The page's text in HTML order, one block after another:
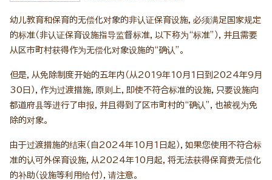
幼儿教育和保育的无偿化对象的非认证保育设施，必须满足国家规定
的标准（非认证保育设施指导监督标准，以下称为“标准”），并且需要
从区市町村获得作为无偿化对象设施的“确认”。
但是，从免除制度开始的五年内（从2019年10月1日到2024年9月
30日），作为过渡措施，原则上，即使不符合标准的设施，只要设施向
都道府县等进行了申报，并且得到了区市町村的“确认”，也被视为免
除的对象。
由于过渡措施的结束（自2024年10月1日起），如果您使用不符合标
准的认可外保育设施，从2024年10月起，将无法获得保育费无偿化
的补助（设施等利用给付），请注意。